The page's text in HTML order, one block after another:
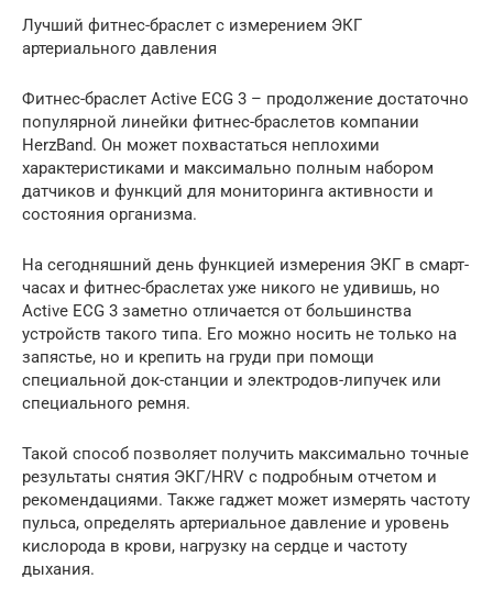
Лучший фитнес-браслет с измерением ЭКГ
артериального давления
Фитнес-браслет Active ECG 3 – продолжение достаточно
популярной линейки фитнес-браслетов компании
HerzBand. Он может похвастаться неплохими
характеристиками и максимально полным набором
датчиков и функций для мониторинга активности и
состояния организма.
На сегодняшний день функцией измерения ЭКГ в смарт-
часах и фитнес-браслетах уже никого не удивишь, но
Active ECG 3 заметно отличается от большинства
устройств такого типа. Его можно носить не только на
запястье, но и крепить на груди при помощи
специальной док-станции и электродов-липучек или
специального ремня.
Такой способ позволяет получить максимально точные
результаты снятия ЭКГ/HRV с подробным отчетом и
рекомендациями. Также гаджет может измерять частоту
пульса, определять артериальное давление и уровень
кислорода в крови, нагрузку на сердце и частоту
дыхания.